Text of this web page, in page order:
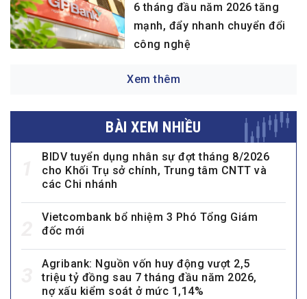
6 tháng đầu năm 2026 tăng
mạnh, đẩy nhanh chuyển đổi
công nghệ
Xem thêm
BÀI XEM NHIỀU
BIDV tuyển dụng nhân sự đợt tháng 8/2026
cho Khối Trụ sở chính, Trung tâm CNTT và
các Chi nhánh
Vietcombank bổ nhiệm 3 Phó Tổng Giám
đốc mới
Agribank: Nguồn vốn huy động vượt 2,5
triệu tỷ đồng sau 7 tháng đầu năm 2026,
nợ xấu kiểm soát ở mức 1,14%